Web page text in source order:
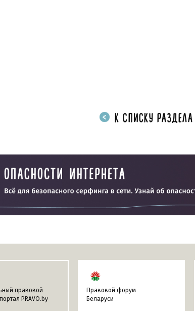
К СПИСКУ РАЗДЕЛА
правовой
PRAVO.by
Правовой форум
Беларуси